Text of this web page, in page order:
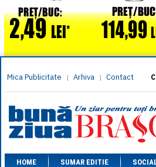
Mica Publicitate | Arhiva | Contact
HOME SUMAR EDITIE